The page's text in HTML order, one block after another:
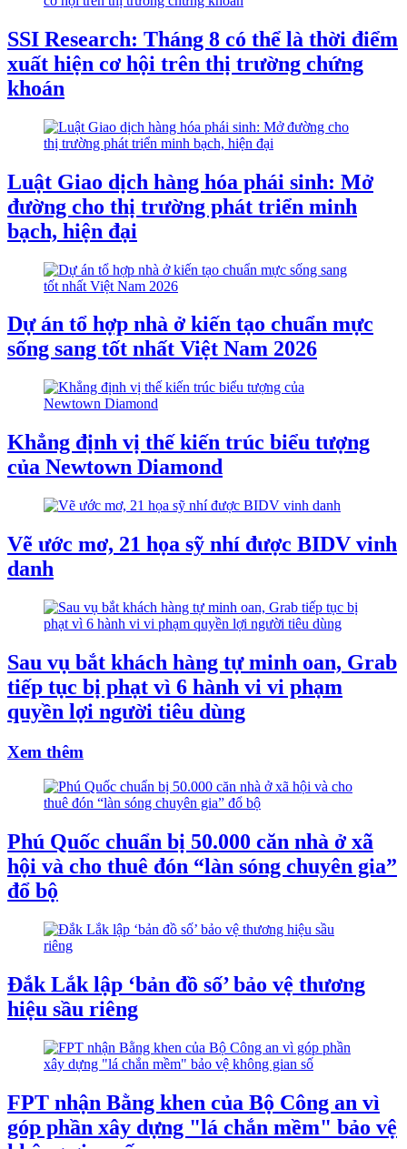
SSI Research: Tháng 8 có thể là thời điểm
xuất hiện cơ hội trên thị trường chứng
khoán
Luật Giao dịch hàng hóa phái sinh: Mở
đường cho thị trường phát triển minh
bạch, hiện đại
Dự án tổ hợp nhà ở kiến tạo chuẩn mực
sống sang tốt nhất Việt Nam 2026
Khẳng định vị thế kiến trúc biểu tượng
của Newtown Diamond
Vẽ ước mơ, 21 họa sỹ nhí được BIDV vinh
danh
Sau vụ bắt khách hàng tự minh oan, Grab
tiếp tục bị phạt vì 6 hành vi vi phạm
quyền lợi người tiêu dùng
Xem thêm
Phú Quốc chuẩn bị 50.000 căn nhà ở xã
hội và cho thuê đón “làn sóng chuyên gia”
đổ bộ
Đắk Lắk lập ‘bản đồ số’ bảo vệ thương
hiệu sầu riêng
FPT nhận Bằng khen của Bộ Công an vì
góp phần xây dựng "lá chắn mềm" bảo vệ